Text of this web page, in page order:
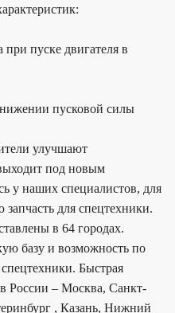
пуске двигателя в
пусковой силы
улучшают
под новым
у наших специалистов, для
для спецтехники.
в 64 городах.
базу и возможность по
Быстрая
России – Москва, Санкт-
, Казань, Нижний